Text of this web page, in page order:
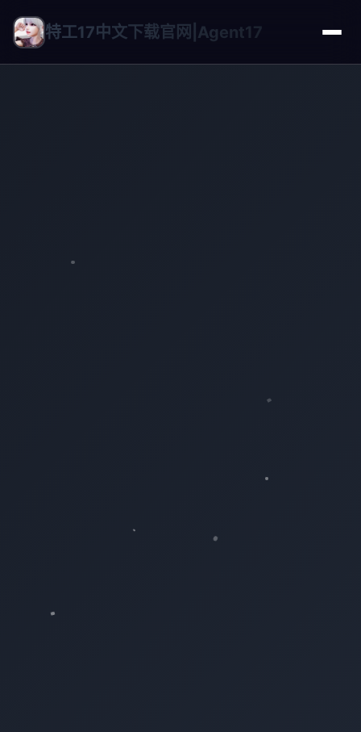
特工17中文下载官网|Agent17